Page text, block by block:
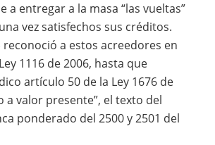
a entregar a la masa “las vueltas”
vez satisfechos sus créditos.
reconoció a estos acreedores en
1116 de 2006, hasta que
artículo 50 de la Ley 1676 de
a valor presente”, el texto del
ponderado del 2500 y 2501 del